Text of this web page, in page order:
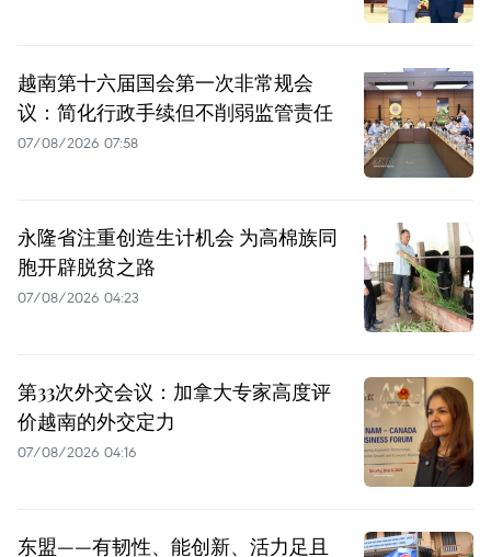
越南第十六届国会第一次非常规会
议：简化行政手续但不削弱监管责任
07/08/2026 07:58
永隆省注重创造生计机会 为高棉族同
胞开辟脱贫之路
07/08/2026 04:23
第33次外交会议：加拿大专家高度评
价越南的外交定力
07/08/2026 04:16
东盟——有韧性、能创新、活力足且